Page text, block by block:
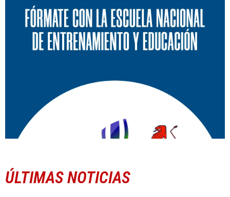
ÚLTIMAS NOTICIAS